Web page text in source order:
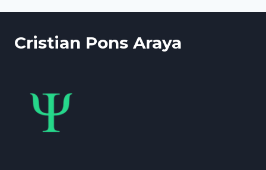
Cristian Pons Araya